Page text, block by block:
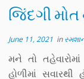
જિંદગી
June 11, 2021 in
મને તો
હોળીમાં